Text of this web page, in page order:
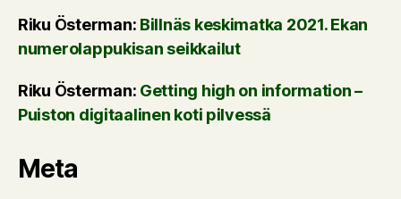
Riku Österman: Billnäs keskimatka 2021. Ekan
numerolappukisan seikkailut
Riku Österman: Getting high on information –
Puiston digitaalinen koti pilvessä
Meta